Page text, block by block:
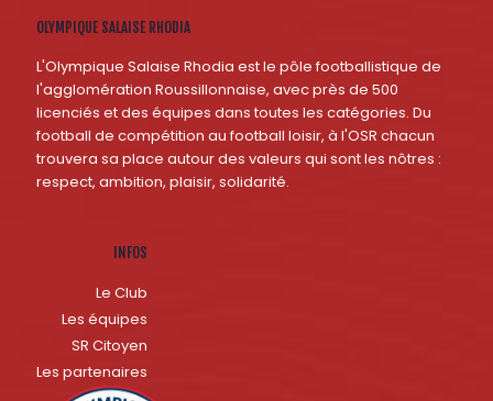
OLYMPIQUE SALAISE RHODIA
L'Olympique Salaise Rhodia est le pôle footballistique de
l'agglomération Roussillonnaise, avec près de 500
licenciés et des équipes dans toutes les catégories. Du
football de compétition au football loisir, à l'OSR chacun
trouvera sa place autour des valeurs qui sont les nôtres :
respect, ambition, plaisir, solidarité.
INFOS
Le Club
Les équipes
SR Citoyen
Les partenaires